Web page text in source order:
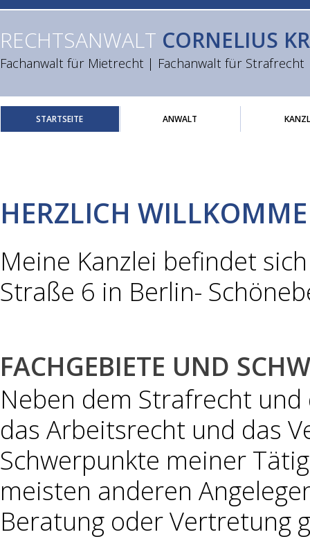
RECHTSANWALT CORNELIUS
Fachanwalt für Mietrecht | Fachanwalt für Strafrecht
STARTSEITE ANWALT
HERZLICH
Meine Kanzlei befindet
Straße 6 in Berlin-
FACHGEBIETE UND
Neben dem Strafrecht
das Arbeitsrecht und das
Schwerpunkte meiner
meisten anderen
Beratung oder Vertretung